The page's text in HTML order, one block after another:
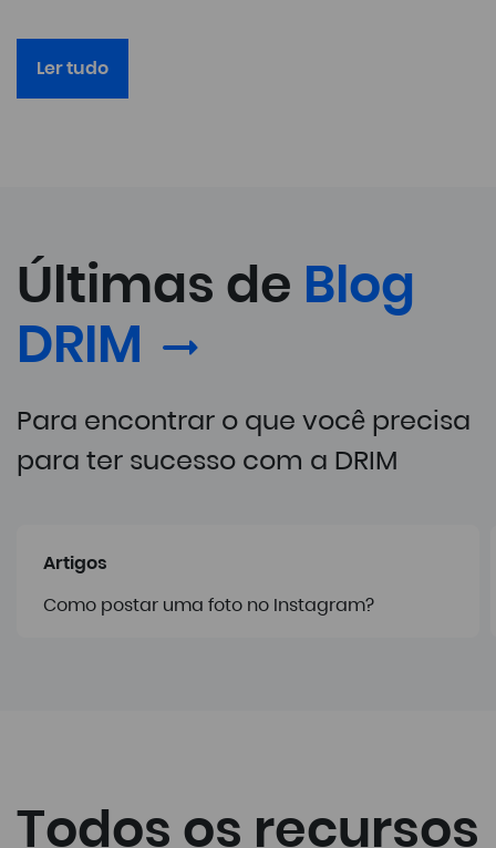
Ler tudo
Últimas de Blog
DRIM
Para encontrar o que você precisa
para ter sucesso com a DRIM
Artigos
Como postar uma foto no Instagram?
Todos os recursos